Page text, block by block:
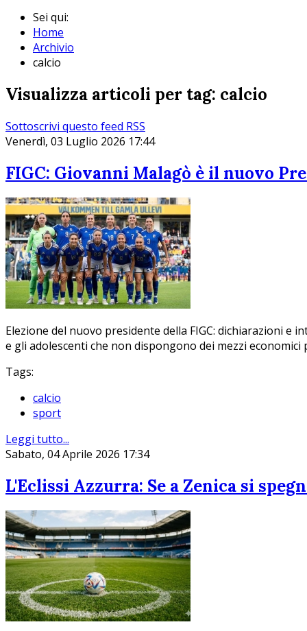
Sei qui:
Home
Archivio
calcio
Visualizza articoli per tag: calcio
Sottoscrivi questo feed RSS
Venerdì, 03 Luglio 2026 17:44
FIGC: Giovanni Malagò è il nuovo
Elezione del nuovo presidente della FIGC: dichiarazioni e
e gli adolescenti che non dispongono dei mezzi
Tags:
calcio
sport
Leggi tutto...
Sabato, 04 Aprile 2026 17:34
L'Eclissi Azzurra: Se a Zenica si